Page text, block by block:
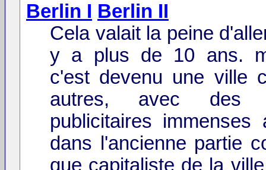
Berlin I Berlin II
Cela valait la peine
y a plus de 10 ans.
c'est devenu une ville
autres, avec des
publicitaires immenses
dans l'ancienne partie
que capitaliste de la